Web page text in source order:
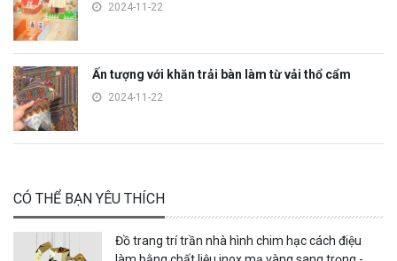
2024-11-22
Ấn tượng với khăn trải bàn làm từ vải thổ cẩm
2024-11-22
CÓ THỂ BẠN YÊU THÍCH
Đồ trang trí trần nhà hình chim hạc cách điệu